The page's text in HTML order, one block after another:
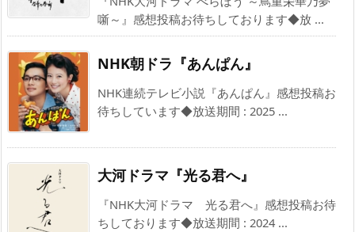
噺～』感想投稿お待ちしております◆放 ...
NHK朝ドラ『あんぱん』
NHK連続テレビ小説『あんぱん』感想投稿お
待ちしています◆放送期間 : 2025 ...
大河ドラマ『光る君へ』
『NHK大河ドラマ 光る君へ』感想投稿お待
ちしております◆放送期間 : 2024 ...